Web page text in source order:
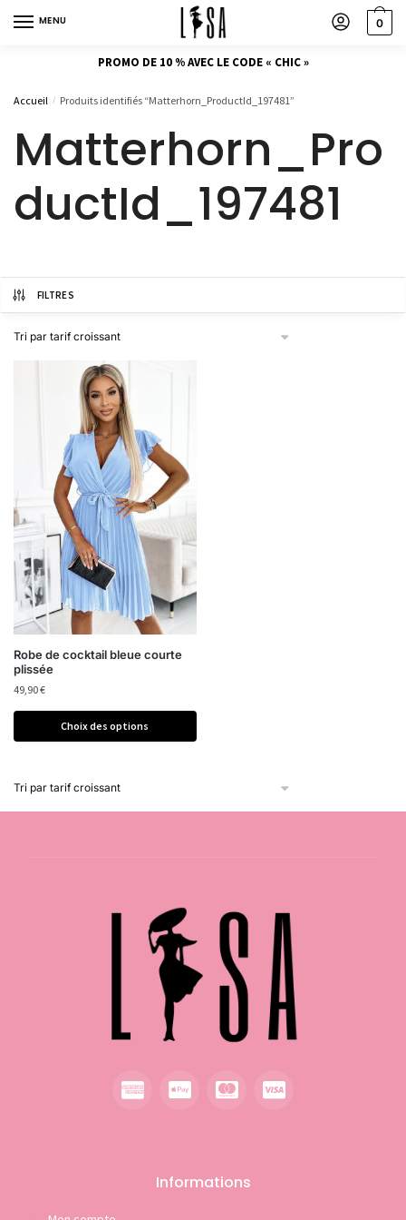
MENU 0
PROMO DE 10 % AVEC LE CODE « CHIC »
Accueil / Produits identifiés “Matterhorn_ProductId_197481”
Matterhorn_Pro
ductId_197481
FILTRES
Robe de cocktail bleue courte
plissée
49,90€
Choix des options
Informations